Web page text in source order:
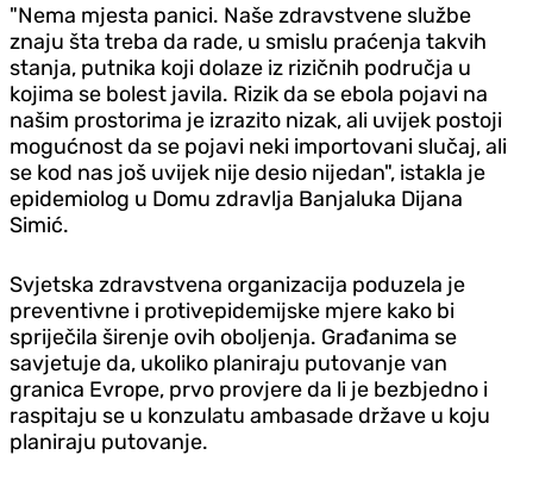
"Nema mjesta panici. Naše zdravstvene službe
znaju šta treba da rade, u smislu praćenja takvih
stanja, putnika koji dolaze iz rizičnih područja u
kojima se bolest javila. Rizik da se ebola pojavi na
našim prostorima je izrazito nizak, ali uvijek postoji
mogućnost da se pojavi neki importovani slučaj, ali
se kod nas još uvijek nije desio nijedan", istakla je
epidemiolog u Domu zdravlja Banjaluka Dijana
Simić.
Svjetska zdravstvena organizacija poduzela je
preventivne i protivepidemijske mjere kako bi
spriječila širenje ovih oboljenja. Građanima se
savjetuje da, ukoliko planiraju putovanje van
granica Evrope, prvo provjere da li je bezbjedno i
raspitaju se u konzulatu ambasade države u koju
planiraju putovanje.